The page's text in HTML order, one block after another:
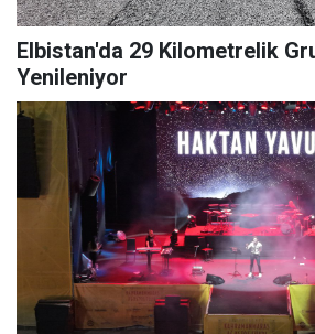
Elbistan'da 29 Kilometrelik
Yenileniyor